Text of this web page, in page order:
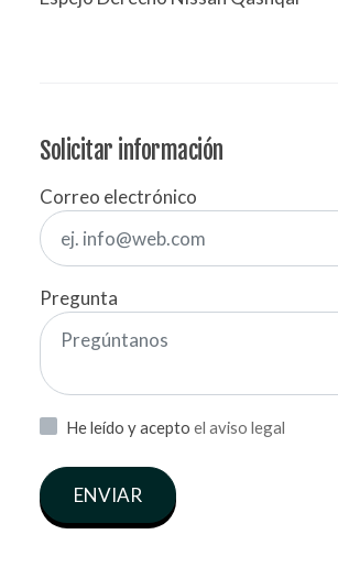
Solicitar información
Correo electrónico
Pregunta
He leído y acepto el aviso legal
ENVIAR